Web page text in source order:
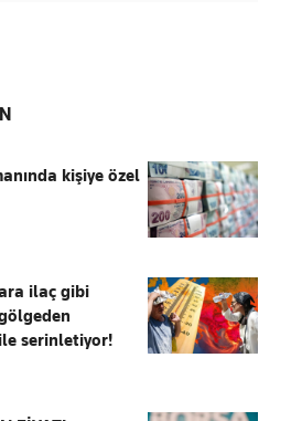
kişiye özel
ilaç gibi
serinletiyor!